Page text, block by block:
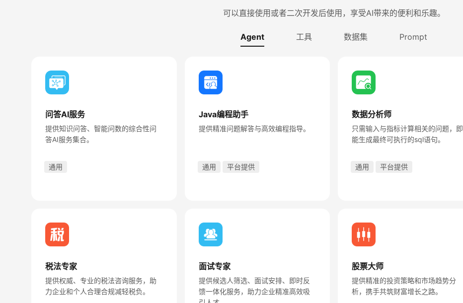
可以直接使用或者二次开发后使用，享受AI带来的便利和乐趣。
Agent 工具 数据集 Prompt
问答AI服务
提供知识问答、智能问数的综合性问
答AI服务集合。
通用
Java编程助手
提供精准问题解答与高效编程指导。
通用 平台提供
数据分析师
只需输入与指标计算相关的问题，即
能生成最终可执行的sql语句。
通用 平台提供
税法专家
提供权威、专业的税法咨询服务，助
力企业和个人合理合规减轻税负。
面试专家
提供候选人筛选、面试安排、即时反
馈一体化服务，助力企业精准高效吸
股票大师
提供精准的投资策略和市场趋势分
析，携手共筑财富增长之路。